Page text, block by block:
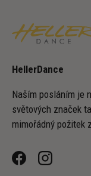
HellerDance
Naším posláním je
světových značek
mimořádný požitek
FacebookInstagram